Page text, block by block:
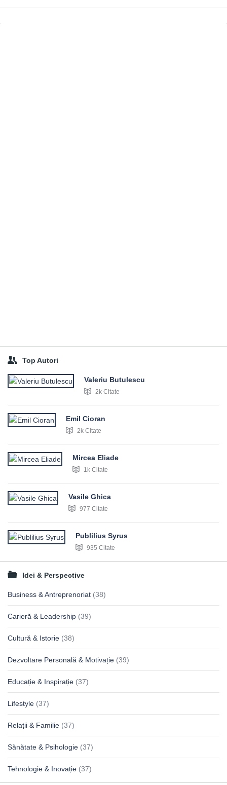
Top Autori
Valeriu Butulescu
2k Citate
Emil Cioran
2k Citate
Mircea Eliade
1k Citate
Vasile Ghica
977 Citate
Publilius Syrus
935 Citate
Idei & Perspective
Business & Antreprenoriat (38)
Carieră & Leadership (39)
Cultură & Istorie (38)
Dezvoltare Personală & Motivație (39)
Educație & Inspirație (37)
Lifestyle (37)
Relații & Familie (37)
Sănătate & Psihologie (37)
Tehnologie & Inovație (37)